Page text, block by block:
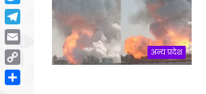
अन्य प्रदेश
Twitter
Telegram
Email
Copy
Link